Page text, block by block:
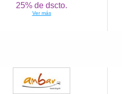
25% de dscto.
Ver más